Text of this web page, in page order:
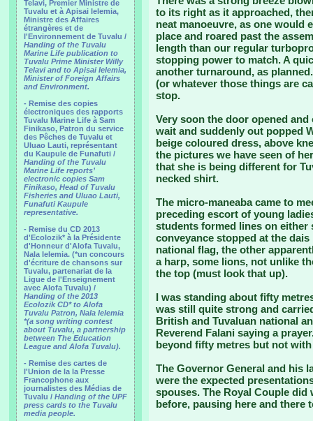
Telavi, Premier Ministre de
Tuvalu et à Apisai Ielemia,
Ministre des Affaires
étrangères et de
l'Environnement de Tuvalu /
Handing of the Tuvalu
Marine Life publication to
Tuvalu Prime Minister Willy
Telavi and to Apisai Ielemia,
Minister of Foreign Affairs
and Environment.
- Remise des copies
électroniques des rapports
Tuvalu Marine Life à Sam
Finikaso, Patron du service
des Pêches de Tuvalu et
Uluao Lauti, représentant
du Kaupule de Funafuti /
Handing of the Tuvalu
Marine Life reports’
electronic copies Sam
Finikaso, Head of Tuvalu
Fisheries and Uluao Lauti,
Funafuti Kaupule
representative.
- Remise du CD 2013
d'Ecolozik* à la Présidente
d'Honneur d'Alofa Tuvalu,
Nala Ielemia. (*un concours
d'écriture de chansons sur
Tuvalu, partenariat de la
Ligue de l'Enseignement
avec Alofa Tuvalu) /
Handing of the 2013
Ecolozik CD* to Alofa
Tuvalu Patron, Nala Ielemia
*(a song writing contest
about Tuvalu, a partnership
between The Education
League and Alofa Tuvalu).
- Remise des cartes de
l'Union de la la Presse
Francophone aux
journalistes des Médias de
Tuvalu / Handing of the UPF
press cards to the Tuvalu
media people.
to its right as it approached,
neat manoeuvre, as one would
place and roared past the
length than our regular
stopping power to match. A
another turnaround, as
(or whatever those things are
stop.
Very soon the door opened
wait and suddenly out popped
beige coloured dress, above
the pictures we have seen of
that she is being different for
necked shirt.
The micro-maneaba came to
preceding escort of young
students formed lines on either
conveyance stopped at the
national flag, the other
a harp, some lions, not unlike
the top (must look that up).
I was standing about fifty
was still quite strong and
British and Tuvaluan national
Reverend Falani saying a
beyond fifty metres but not with
The Governor General and his
were the expected
spouses. The Royal Couple did
before, pausing here and there